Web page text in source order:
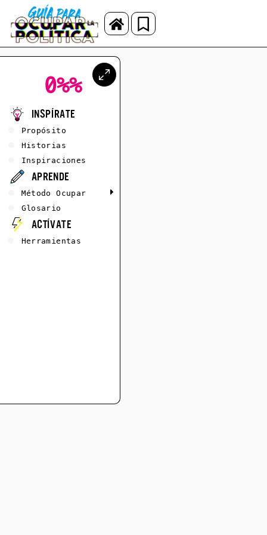
0%%
Inspírate
Propósito
Historias
Inspiraciones
Aprende
Método Ocupar
Glosario
Actívate
Herramientas